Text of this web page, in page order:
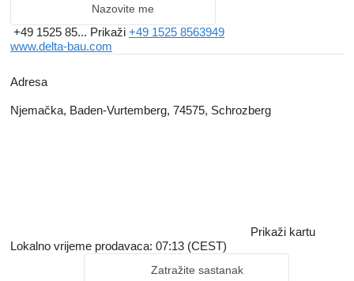
Nazovite me
+49 1525 85... Prikaži +49 1525 8563949
www.delta-bau.com
Adresa
Njemačka, Baden-Vurtemberg, 74575, Schrozberg
Prikaži kartu
Lokalno vrijeme prodavaca: 07:13 (CEST)
Zatražite sastanak